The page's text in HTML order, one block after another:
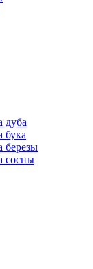
дуба
бука
березы
сосны